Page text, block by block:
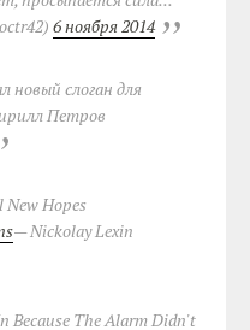
6 ноября 2014
новый слоган для
Петров
New Hopes
— Nickolay Lexin
Because The Alarm Didn't